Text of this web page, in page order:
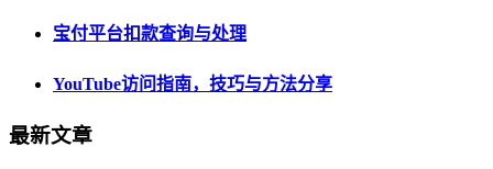
宝付平台扣款查询与处理
YouTube访问指南，技巧与方法分享
最新文章